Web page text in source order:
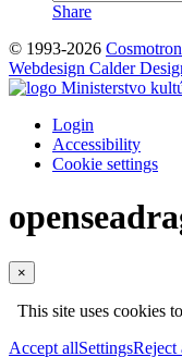
Share
© 1993-2026
Webdesign Calder
Login
Accessibility
Cookie settings
×
This site uses cookies
Accept allSettingsReject